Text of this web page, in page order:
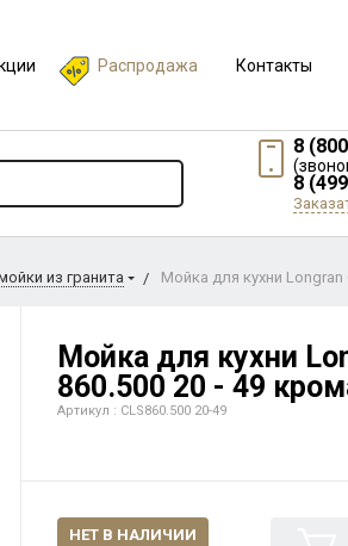
Распродажа Контакты
8
8
из гранита Мойка для кухни Longran
Мойка для кухни
860.500 20 - 49
Артикул : CLS860.500 20-49
НЕТ В НАЛИЧИИ